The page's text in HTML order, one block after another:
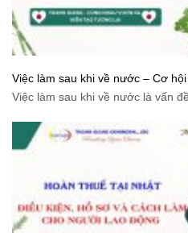
Việc làm sau khi về nước – Cơ
Việc làm sau khi về nước là vấn